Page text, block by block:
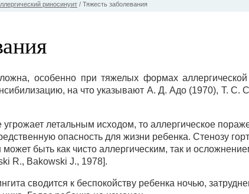
риносинуит / Тяжесть заболевания
особенно при тяжелых формах аллергической
на что указывают А. Д. Адо (1970), Т. С.
угрожает летальным исходом, то аллергическое
опасность для жизни ребенка. Стенозу
быть как чисто аллергическим, так и
R., Bakowski J., 1978].
сводится к беспокойству ребенка ночью,